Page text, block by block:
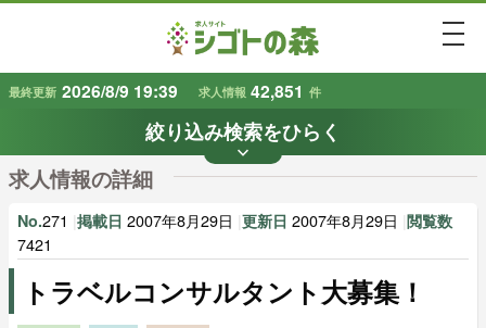
最終更新 2026/8/9 19:39 求人情報 42,851 件
絞り込み検索をひらく
keyboard_arrow_down
条件から探す
地域で探す 業種 で探す
雇用形態で探す 賃金で探す
求人情報の詳細
No.271 掲載日 2007年8月29日 更新日 2007年8月29日 閲覧数
7421
トラベルコンサルタント大募集！